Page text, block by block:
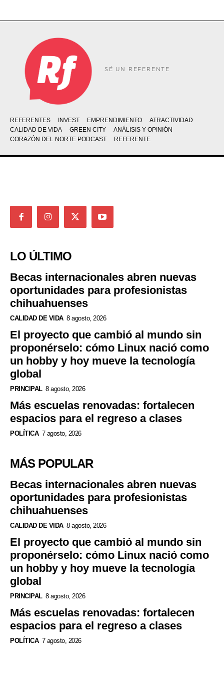
SÉ UN REFERENTE
REFERENTES INVEST EMPRENDIMIENTO
ATRACTIVIDAD
CALIDAD DE VIDA
GREEN CITY
ANÁLISIS Y OPINIÓN
CORAZÓN DEL NORTE PODCAST
REFERENTE
LO ÚLTIMO
Becas internacionales abren nuevas
oportunidades para profesionistas
chihuahuenses
CALIDAD DE VIDA 8 agosto, 2026
El proyecto que cambió al mundo sin
proponérselo: cómo Linux nació como
un hobby y hoy mueve la tecnología
global
PRINCIPAL 8 agosto, 2026
Más escuelas renovadas: fortalecen
espacios para el regreso a clases
POLÍTICA 7 agosto, 2026
MÁS POPULAR
Becas internacionales abren nuevas
oportunidades para profesionistas
chihuahuenses
CALIDAD DE VIDA 8 agosto, 2026
El proyecto que cambió al mundo sin
proponérselo: cómo Linux nació como
un hobby y hoy mueve la tecnología
global
PRINCIPAL 8 agosto, 2026
Más escuelas renovadas: fortalecen
espacios para el regreso a clases
POLÍTICA 7 agosto, 2026